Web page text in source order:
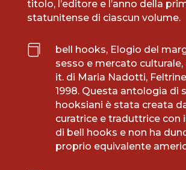
titolo, l’editore e l’anno della
statunitense di ciascun volume.

bell hooks, Elogio del
sesso e mercato culturale,
it. di Maria Nadotti,
1998. Questa antologia di
hooksiani è stata creata
curatrice e traduttrice con
di bell hooks e non ha
proprio equivalente